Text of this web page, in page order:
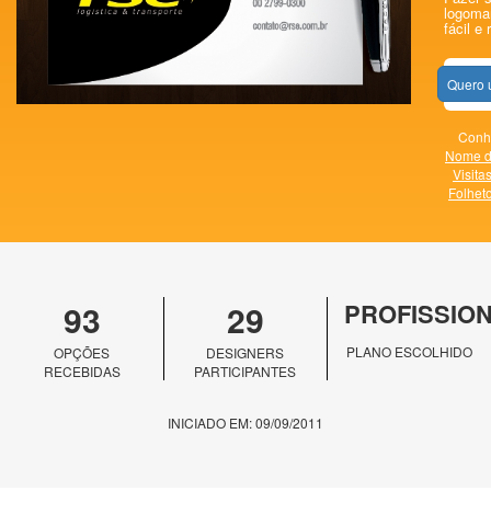
fácil e
Quero
Nome
93
OPÇÕES
RECEBIDAS
29
DESIGNERS
PARTICIPANTES
PLANO ESCOLHIDO
INICIADO EM: 09/09/2011